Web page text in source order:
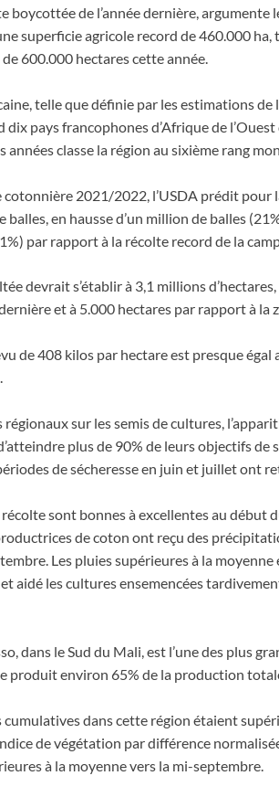
boycottée de l’année dernière, argumente
superficie agricole record de 460.000
600.000 hectares cette année.
telle que définie par les estimations
dix pays francophones d’Afrique de
années classe la région au sixième rang
cotonnière 2021/2022, l’USDA prédit
balles, en hausse d’un million de balles
par rapport à la récolte record de la
devrait s’établir à 3,1 millions
et à 5.000 hectares par rapport à
de 408 kilos par hectare est presque
sur les semis de cultures,
plus de 90% de leurs objectifs de
de sécheresse en juin et juillet ont
sont bonnes à excellentes au début
de coton ont reçu des
Les pluies supérieures à la
aidé les cultures ensemencées
dans le Sud du Mali, est l’une des plus
produit environ 65% de la production
dans cette région étaient
de végétation par différence
à la moyenne vers la mi-septembre.